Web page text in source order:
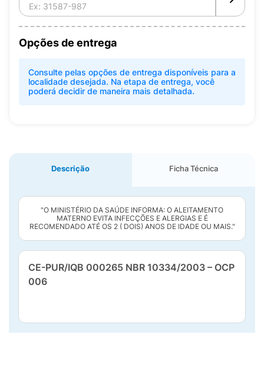
Opções de entrega
Consulte pelas opções de entrega disponíveis para a
localidade desejada. Na etapa de entrega, você
poderá decidir de maneira mais detalhada.
Descrição Ficha Técnica
"O MINISTÉRIO DA SAÚDE INFORMA: O ALEITAMENTO
MATERNO EVITA INFECÇÕES E ALERGIAS E É
RECOMENDADO ATÉ OS 2 ( DOIS) ANOS DE IDADE OU MAIS."
CE-PUR/IQB 000265 NBR 10334/2003 – OCP
006